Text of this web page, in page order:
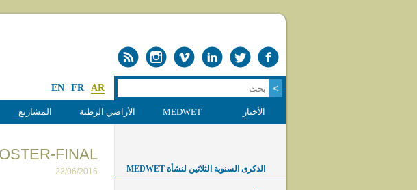
EN FR AR
الأخبار MEDWET الأراضي الرطبة المشاريع
FINAL
23/06/2016 الذكرى السنوية الثلاثين لنشأة MEDWET